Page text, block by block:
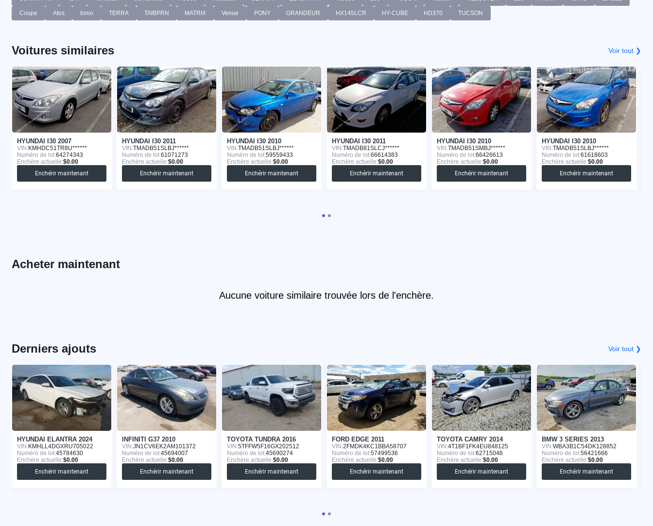
Coupe Atos Ionio TERRA TAIBPRN MATRIX Venue PONY GRANDEUR HX145LCR HY-CUBE HD370 TUCSON
Voitures similaires Voir tout ❯
HYUNDAI I30 2007
VIN:KMHDC51TR8U******
Numéro de lot:64274343
Enchère actuelle:$0.00
Enchérir maintenant
HYUNDAI I30 2011
VIN:TMADB51SLBJ******
Numéro de lot:61071273
Enchère actuelle:$0.00
Enchérir maintenant
HYUNDAI I30 2010
VIN:TMADB51SLBJ******
Numéro de lot:59559433
Enchère actuelle:$0.00
Enchérir maintenant
HYUNDAI I30 2011
VIN:TMADB81SLCJ******
Numéro de lot:66614383
Enchère actuelle:$0.00
Enchérir maintenant
HYUNDAI I30 2010
VIN:TMADB51SMBJ******
Numéro de lot:66426613
Enchère actuelle:$0.00
Enchérir maintenant
HYUNDAI I30 2010
VIN:TMADB51SLBJ******
Numéro de lot:61618603
Enchère actuelle:$0.00
Enchérir maintenant
Acheter maintenant
Aucune voiture similaire trouvée lors de l'enchère.
Derniers ajouts Voir tout ❯
HYUNDAI ELANTRA 2024
VIN:KMHLL4DGXRU705022
Numéro de lot:45784630
Enchère actuelle:$0.00
Enchérir maintenant
INFINITI G37 2010
VIN:JN1CV6EK2AM101372
Numéro de lot:45694007
Enchère actuelle:$0.00
Enchérir maintenant
TOYOTA TUNDRA 2016
VIN:5TFFW5F16GX202512
Numéro de lot:45690274
Enchère actuelle:$0.00
Enchérir maintenant
FORD EDGE 2011
VIN:2FMDK4KC1BBA58707
Numéro de lot:57499536
Enchère actuelle:$0.00
Enchérir maintenant
TOYOTA CAMRY 2014
VIN:4T1BF1FK4EU848125
Numéro de lot:62715046
Enchère actuelle:$0.00
Enchérir maintenant
BMW 3 SERIES 2013
VIN:WBA3B1C54DK128852
Numéro de lot:56421666
Enchère actuelle:$0.00
Enchérir maintenant